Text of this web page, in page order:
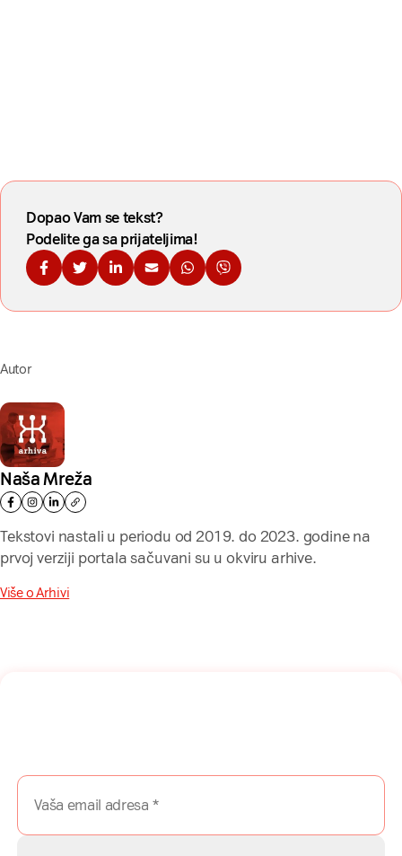
Dopao Vam se tekst?
Podelite ga sa prijateljima!
Podelite na Fejsbuku
Podelite na Tviteru
Podelite na Linkdinu
Podelite na imejl
Podelite na WhatsApp
Podelite na Viberu
Autor
Naša Mreža
Tekstovi nastali u periodu od 2019. do 2023. godine na
prvoj verziji portala sačuvani su u okviru arhive.
Više o Arhivi